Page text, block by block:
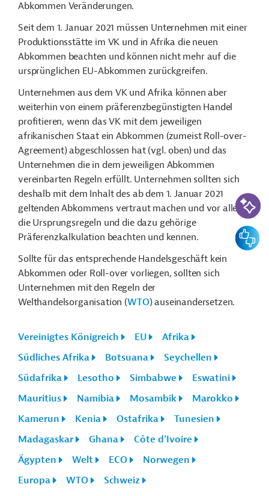
Abkommen Veränderungen.
Seit dem 1. Januar 2021 müssen Unternehmen mit einer
Produktionsstätte im VK und in Afrika die neuen
Abkommen beachten und können nicht mehr auf die
ursprünglichen EU-Abkommen zurückgreifen.
Unternehmen aus dem VK und Afrika können aber
weiterhin von einem präferenzbegünstigten Handel
profitieren, wenn das VK mit dem jeweiligen
afrikanischen Staat ein Abkommen (zumeist Roll-over-
Agreement) abgeschlossen hat (vgl. oben) und das
Unternehmen die in dem jeweiligen Abkommen
vereinbarten Regeln erfüllt. Unternehmen sollten sich
deshalb mit dem Inhalt des ab dem 1. Januar 2021
geltenden Abkommens vertraut machen und vor allem
die Ursprungsregeln und die dazu gehörige
Präferenzkalkulation beachten und kennen.
Sollte für das entsprechende Handelsgeschäft kein
Abkommen oder Roll-over vorliegen, sollten sich
Unternehmen mit den Regeln der
Welthandelsorganisation (WTO) auseinandersetzen.
Vereinigtes Königreich EU
Afrika
Südliches Afrika
Botsuana
Seychellen
Südafrika
Lesotho Simbabwe
Eswatini
Mauritius
Namibia Mosambik
Marokko
Kamerun
Kenia Ostafrika
Tunesien
Madagaskar
Ghana
Côte d'Ivoire
Ägypten
Welt ECO
Norwegen
Europa
WTO
Schweiz
KI-